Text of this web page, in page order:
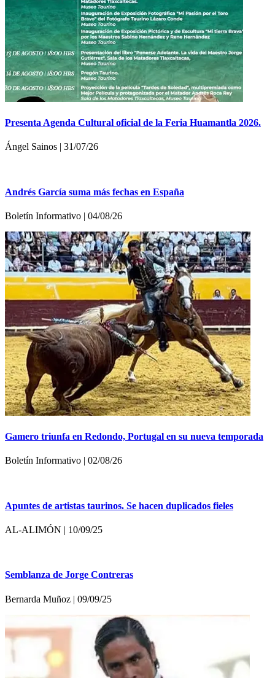
Presenta Agenda Cultural oficial de la Feria Huamantla 2026.
Ángel Sainos | 31/07/26
Andrés García suma más fechas en España
Boletín Informativo | 04/08/26
Gamero triunfa en Redondo, Portugal en su nueva temporada
Boletín Informativo | 02/08/26
Apuntes de artistas taurinos. Se hacen duplicados fieles
AL-ALIMÓN | 10/09/25
Semblanza de Jorge Contreras
Bernarda Muñoz | 09/09/25